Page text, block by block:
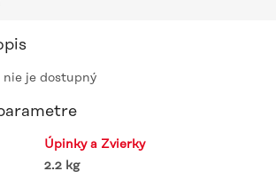
je dostupný
Úpinky a Zvierky
2.2 kg